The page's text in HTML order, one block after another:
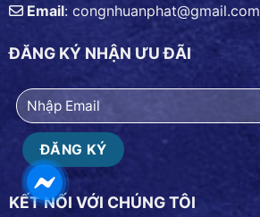
Email: congnhuanphat@gmail.com
ĐĂNG KÝ NHẬN ƯU ĐÃI
KẾT NỐI VỚI CHÚNG TÔI